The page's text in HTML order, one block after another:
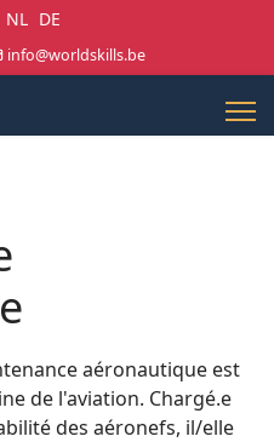
votre langue
NL DE
info@worldskills.be
aéronautique est
de l'aviation. Chargé.e
des aéronefs, il/elle